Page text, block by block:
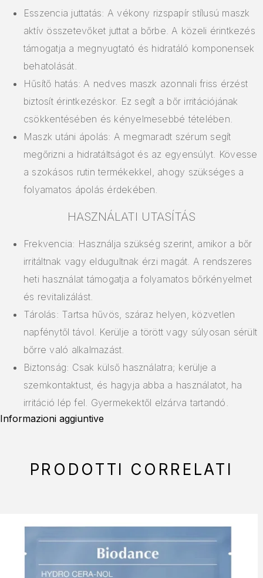
Esszencia juttatás: A vékony rizspapír stílusú maszk
aktív összetevőket juttat a bőrbe. A közeli érintkezés
támogatja a megnyugtató és hidratáló komponensek
behatolását.
Hűsítő hatás: A nedves maszk azonnali friss érzést
biztosít érintkezéskor. Ez segít a bőr irritációjának
csökkentésében és kényelmesebbé tételében.
Maszk utáni ápolás: A megmaradt szérum segít
megőrizni a hidratáltságot és az egyensúlyt. Kövesse
a szokásos rutin termékekkel, ahogy szükséges a
folyamatos ápolás érdekében.
HASZNÁLATI UTASÍTÁS
Frekvencia: Használja szükség szerint, amikor a bőr
irritáltnak vagy eldugultnak érzi magát. A rendszeres
heti használat támogatja a folyamatos bőrkényelmet
és revitalizálást.
Tárolás: Tartsa hűvös, száraz helyen, közvetlen
napfénytől távol. Kerülje a törött vagy súlyosan sérült
bőrre való alkalmazást.
Biztonság: Csak külső használatra; kerülje a
szemkontaktust, és hagyja abba a használatot, ha
irritáció lép fel. Gyermekektől elzárva tartandó.
Informazioni aggiuntive
PRODOTTI CORRELATI